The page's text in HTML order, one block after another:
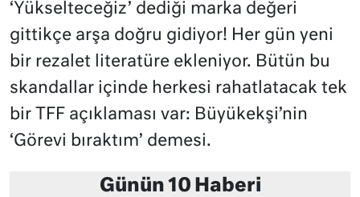
‘Yükselteceğiz’ dediği marka değeri
gittikçe arşa doğru gidiyor! Her gün yeni
bir rezalet literatüre ekleniyor. Bütün bu
skandallar içinde herkesi rahatlatacak tek
bir TFF açıklaması var: Büyükekşi’nin
‘Görevi bıraktım’ demesi.
Günün 10 Haberi